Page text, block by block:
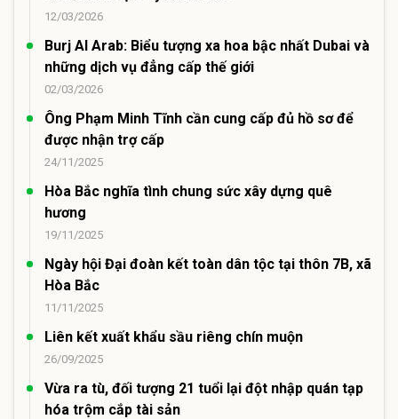
12/03/2026
Burj Al Arab: Biểu tượng xa hoa bậc nhất Dubai và
những dịch vụ đẳng cấp thế giới
02/03/2026
Ông Phạm Minh Tĩnh cần cung cấp đủ hồ sơ để
được nhận trợ cấp
24/11/2025
Hòa Bắc nghĩa tình chung sức xây dựng quê
hương
19/11/2025
Ngày hội Đại đoàn kết toàn dân tộc tại thôn 7B, xã
Hòa Bắc
11/11/2025
Liên kết xuất khẩu sầu riêng chín muộn
26/09/2025
Vừa ra tù, đối tượng 21 tuổi lại đột nhập quán tạp
hóa trộm cắp tài sản